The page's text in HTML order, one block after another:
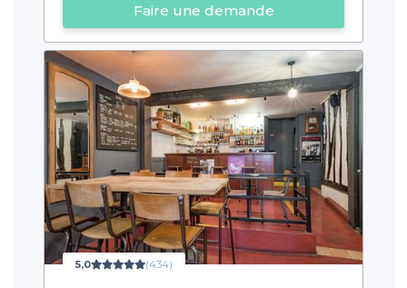
Faire une demande
5,0 (434)